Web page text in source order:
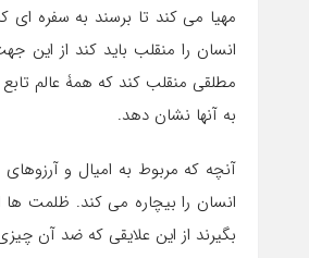
مهیا می کند تا برسند به سفره ای
انسان را منقلب باید کند از این
مطلقی منقلب کند که همۀ عالم تابع
به آنها نشان دهد.
آنچه که مربوط به امیال و
انسان را بیچاره می کند. ظلمت ها
بگیرند از این علایقی که ضد آن